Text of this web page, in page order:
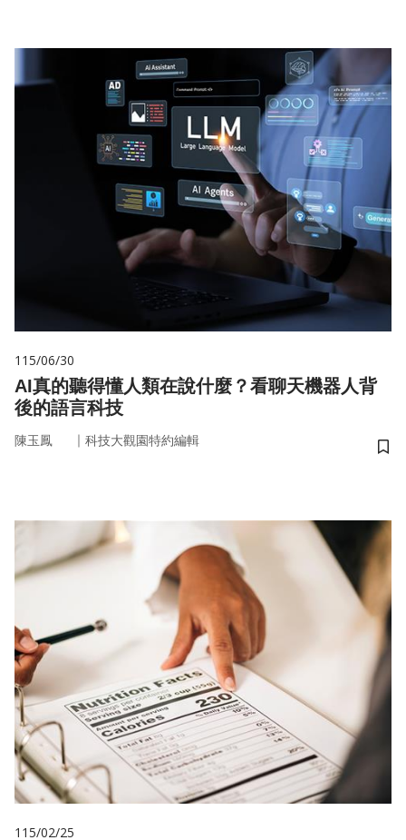
115/06/30
AI真的聽得懂人類在說什麼？看聊天機器人背
後的語言科技
陳玉鳳 ｜ 科技大觀園特約編輯
儲
115/02/25